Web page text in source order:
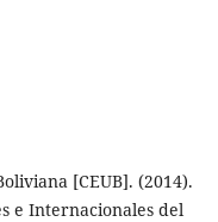
[CEUB]. (2014).
e Internacionales del